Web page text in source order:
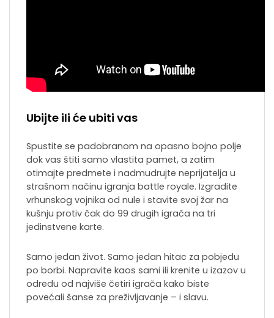
Ubijte ili će ubiti vas
Spustite se padobranom na opasno bojno polje
dok vas štiti samo vlastita pamet, a zatim
otimajte predmete i nadmudrujte neprijatelja u
strašnom načinu igranja battle royale. Izgradite
vrhunskog vojnika od nule i stavite svoj žar na
kušnju protiv čak do 99 drugih igrača na tri
jedinstvene karte.
Samo jedan život. Samo jedan hitac za pobjedu
po borbi. Napravite kaos sami ili krenite u izazov u
odredu od najviše četiri igrača kako biste
povećali šanse za preživljavanje – i slavu.